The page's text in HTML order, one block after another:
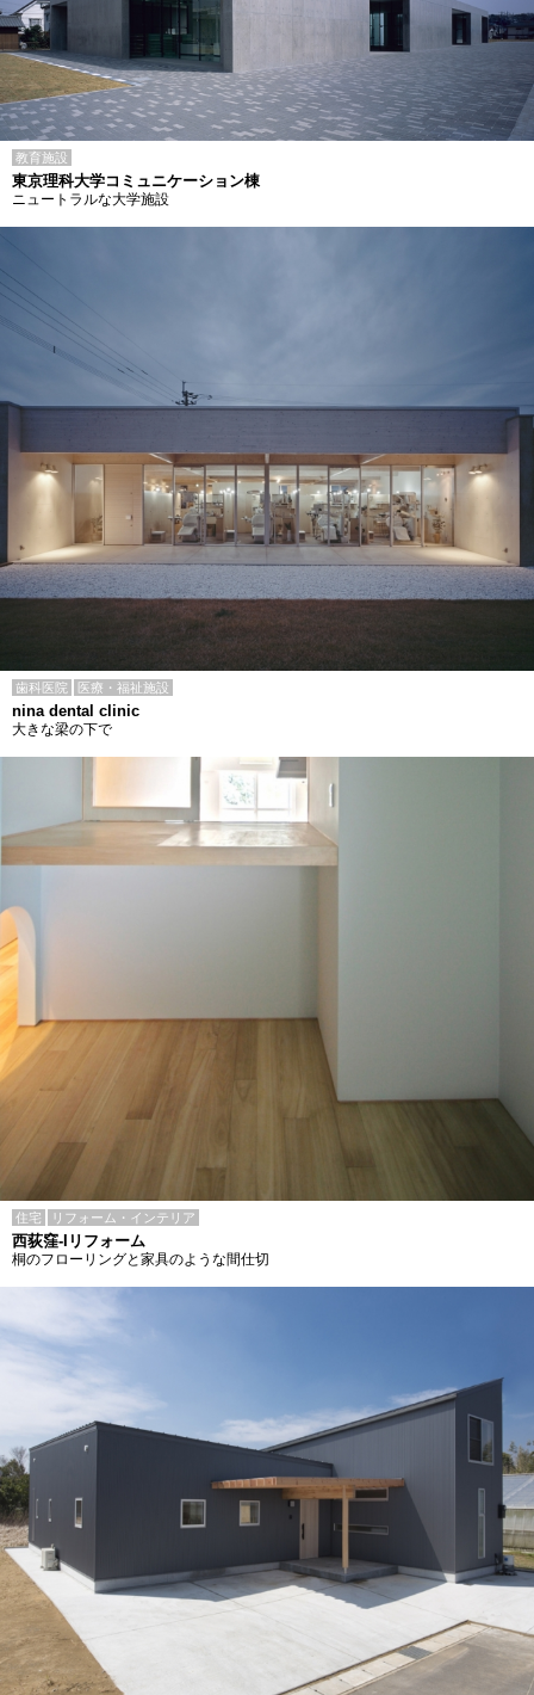
教育施設
東京理科大学コミュニケーション棟
ニュートラルな大学施設
歯科医院 医療・福祉施設
nina dental clinic
大きな梁の下で
住宅 リフォーム・インテリア
西荻窪-Iリフォーム
桐のフローリングと家具のような間仕切